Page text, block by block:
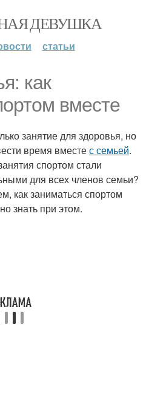
ДЕВУШКА
статьи
как
вместе
занятие для здоровья, но
время вместес семьей.
спортом стали
для всех членов семьи?
как заниматься спортом
знать при этом.